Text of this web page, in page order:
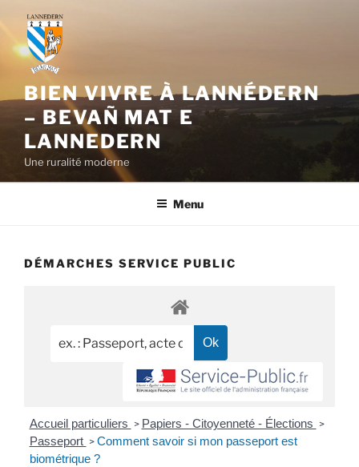
contenu
principal
BIEN VIVRE À LANNÉDERN
– BEVAÑ MAT E
LANNEDERN
Une ruralité moderne
Menu
DÉMARCHES SERVICE PUBLIC
Accueil particuliers > Papiers - Citoyenneté - Élections >
Passeport > Comment savoir si mon passeport est
biométrique ?